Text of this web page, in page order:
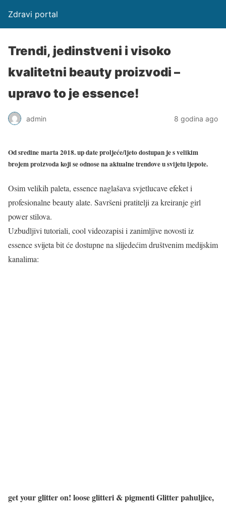
Zdravi portal
Trendi, jedinstveni i visoko
kvalitetni beauty proizvodi –
upravo to je essence!
admin 8 godina ago
Od sredine marta 2018. up date proljeće/ljeto dostupan je s velikim
brojem proizvoda koji se odnose na aktualne trendove u svijetu ljepote.
Osim velikih paleta, essence naglašava svjetlucave efeket i
profesionalne beauty alate. Savršeni pratitelji za kreiranje girl
power stilova.
Uzbudljivi tutoriali, cool videozapisi i zanimljive novosti iz
essence svijeta bit će dostupne na slijedećim društvenim medijskim
kanalima:
get your glitter on! loose glitteri & pigmenti Glitter pahuljice,